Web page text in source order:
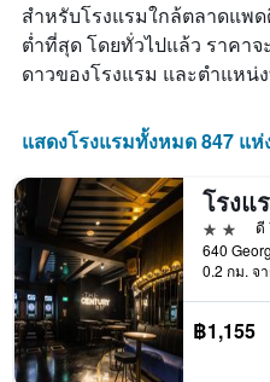
สำหรับโรงแรมใกล้ตลาดแพ
ต่ำที่สุด โดยทั่วไปแล้ว ราคา
ดาวของโรงแรม และตำแหน่
แสดงโรงแรมทั้งหมด 847 แห่
2 ดาว
ดี
0.2 กม. จ
฿1,155